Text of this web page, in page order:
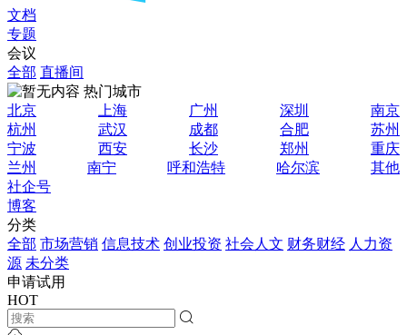
文档
专题
会议
全部 直播间
热门城市
北京
上海 广州 深圳
南京
杭州
武汉 成都 合肥
苏州
宁波
西安 长沙 郑州
重庆
兰州
南宁 呼和浩特 哈尔滨
其他
社企号
博客
分类
全部 市场营销 信息技术 创业投资 社会人文 财务财经 人力资
源 未分类
申请试用
HOT